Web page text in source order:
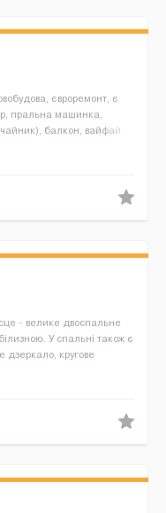
євроремонт, є
пральна машинка,
балкон, вайфай.
- велике двоспальне
У спальні також є
дзеркало, кругове